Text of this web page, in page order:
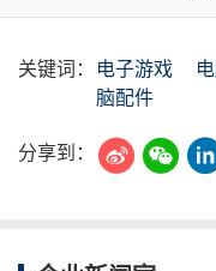
关键词： 电子游戏
脑配件
分享到：